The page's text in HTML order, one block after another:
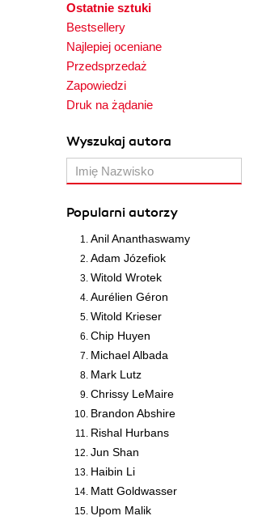
Ostatnie sztuki
Bestsellery
Najlepiej oceniane
Przedsprzedaż
Zapowiedzi
Druk na żądanie
Wyszukaj autora
Popularni autorzy
Anil Ananthaswamy
Adam Józefiok
Witold Wrotek
Aurélien Géron
Witold Krieser
Chip Huyen
Michael Albada
Mark Lutz
Chrissy LeMaire
Brandon Abshire
Rishal Hurbans
Jun Shan
Haibin Li
Matt Goldwasser
Upom Malik